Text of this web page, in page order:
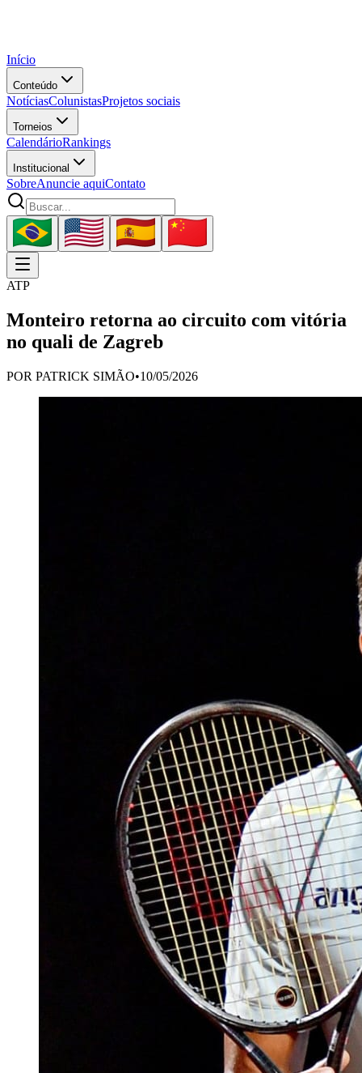
Início
Conteúdo
NotíciasColunistasProjetos sociais
Torneios
CalendárioRankings
Institucional
SobreAnuncie aquiContato
ATP
Monteiro retorna ao circuito com vitória
no quali de Zagreb
POR PATRICK SIMÃO•10/05/2026